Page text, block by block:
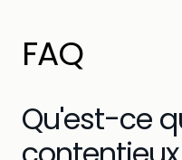
FAQ
Qu'est-ce